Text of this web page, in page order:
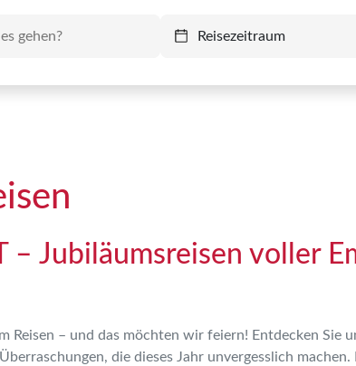
Reisezeitraum
Reisezeitraum
– Jubiläumsreisen voller
Reisen – und das möchten wir feiern! Entdecken Sie
die dieses Jahr unvergesslich